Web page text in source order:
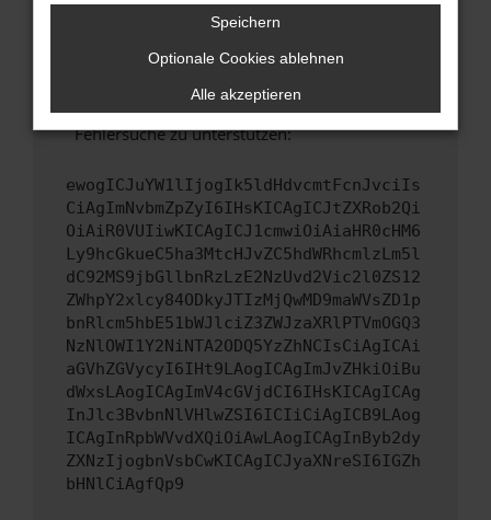
Wende dich an den Webseitenbetreiber.
Wenn du alle oben genannten Schritte versucht
hast, kontaktiere uns bitte. Wir werden
versuchen, das Problem zu beheben. Du kannst
uns diesen Text schicken, um uns bei der
Fehlersuche zu unterstützen:
ewogICJuYW1lIjogIk5ldHdvcmtFcnJvciIs
CiAgImNvbmZpZyI6IHsKICAgICJtZXRob2Qi
OiAiR0VUIiwKICAgICJ1cmwiOiAiaHR0cHM6
Ly9hcGkueC5ha3MtcHJvZC5hdWRhcmlzLm5l
dC92MS9jbGllbnRzLzE2NzUvd2Vic2l0ZS12
ZWhpY2xlcy84ODkyJTIzMjQwMD9maWVsZD1p
bnRlcm5hbE51bWJlciZ3ZWJzaXRlPTVmOGQ3
NzNlOWI1Y2NiNTA2ODQ5YzZhNCIsCiAgICAi
aGVhZGVycyI6IHt9LAogICAgImJvZHkiOiBu
dWxsLAogICAgImV4cGVjdCI6IHsKICAgICAg
InJlc3BvbnNlVHlwZSI6ICIiCiAgICB9LAog
ICAgInRpbWVvdXQiOiAwLAogICAgInByb2dy
ZXNzIjogbnVsbCwKICAgICJyaXNreSI6IGZh
bHNlCiAgfQp9
Speichern
Optionale Cookies ablehnen
Alle akzeptieren